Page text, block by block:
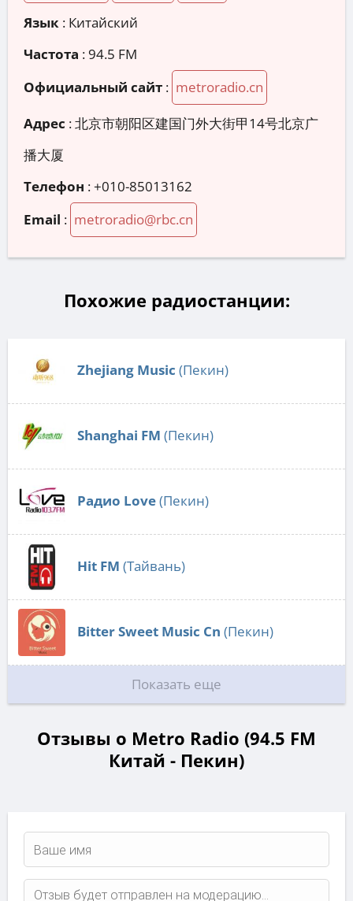
Язык : Китайский
Частота : 94.5 FM
Официальный сайт : metroradio.cn
Адрес :北京市朝阳区建国门外大街甲14号北京广
播大厦
Телефон :+010-85013162
Email : metroradio@rbc.cn
Похожие радиостанции:
Zhejiang Music (Пекин)
Shanghai FM (Пекин)
Радио Love(Пекин)
Hit FM (Тайвань)
Bitter Sweet Music Cn (Пекин)
Показать еще
Отзывы о Metro Radio (94.5 FM
Китай - Пекин)